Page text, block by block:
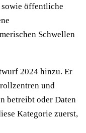
öffentliche
Schwellen
2024 hinzu. Er
und
betreibt oder Daten
Kategorie zuerst,